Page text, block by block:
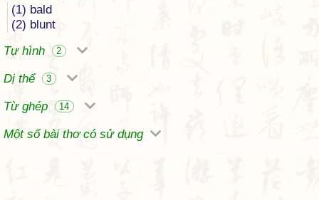
(1) bald
(2) blunt
Tự hình
2
Dị thể 3
Từ ghép 14
Một số bài thơ có sử dụng